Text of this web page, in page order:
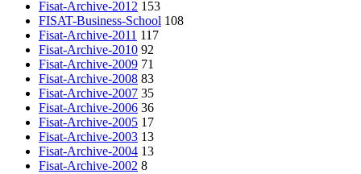
Fisat-Archive-2012 153
FISAT-Business-School 108
Fisat-Archive-2011 117
Fisat-Archive-2010 92
Fisat-Archive-2009 71
Fisat-Archive-2008 83
Fisat-Archive-2007 35
Fisat-Archive-2006 36
Fisat-Archive-2005 17
Fisat-Archive-2003 13
Fisat-Archive-2004 13
Fisat-Archive-2002 8